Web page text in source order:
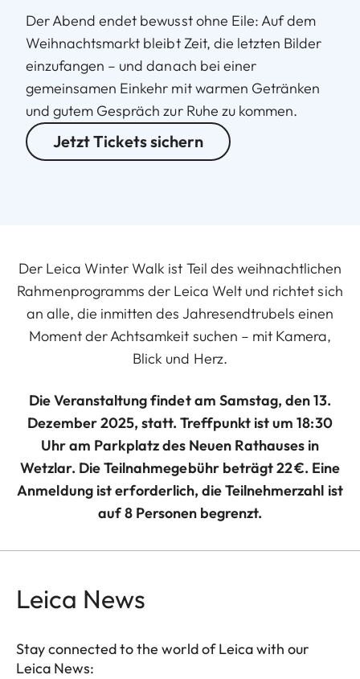
Der Abend endet bewusst ohne Eile: Auf dem
Weihnachtsmarkt bleibt Zeit, die letzten Bilder
einzufangen – und danach bei einer
gemeinsamen Einkehr mit warmen Getränken
und gutem Gespräch zur Ruhe zu kommen.
Jetzt Tickets sichern
Der Leica Winter Walk ist Teil des weihnachtlichen
Rahmenprogramms der Leica Welt und richtet sich
an alle, die inmitten des Jahresendtrubels einen
Moment der Achtsamkeit suchen – mit Kamera,
Blick und Herz.
Die Veranstaltung findet am Samstag, den 13.
Dezember 2025, statt. Treffpunkt ist um 18:30
Uhr am Parkplatz des Neuen Rathauses in
Wetzlar. Die Teilnahmegebühr beträgt 22 €. Eine
Anmeldung ist erforderlich, die Teilnehmerzahl ist
auf 8 Personen begrenzt.
Leica News
Stay connected to the world of Leica with our
Leica News: